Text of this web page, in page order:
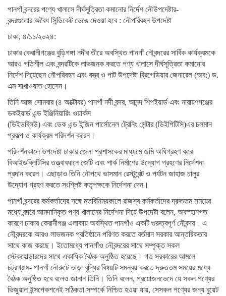
পানগাঁ বন্দরের পণ্যে খালাসে দীর্ঘসূত্রিতা কমানোর নির্দেশ নৌউপদেষ্টার-
বন্দরগুলোর অবৈধ সিন্ডিকেট ভেঙে দেওয়া হবে : নৌপরিবহন উপদেষ্টা
ঢাকা, ৪/১১/২০২৪:
ঢাকার কেরানীগঞ্জের বুড়িগঙ্গা নদীর তীরে অবস্থিত পানগাঁ নৌবন্দরের সার্বিক কার্যক্রমকে
আরও গতিশীল এবং বন্দরটিকে লাভজনক করতে পণ্য খালাসে দীর্ঘসূত্রিতা কমানোর
নির্দেশ দিয়েছেন নৌপরিবহন এবং বস্ত্র ও পাট উপদেষ্টা ব্রিগেডিয়ার জেনারেল (অব:) ড.
এম সাখাওয়াত হোসেন।
তিনি আজ সোমবার (৪ অক্টোবর) পানগাঁ নদী বন্দর, আনন্দ শিপইয়ার্ড এবং নারায়ণগঞ্জের
ডকইয়ার্ড এন্ড ইঞ্জিনিয়ারিং ওয়ার্কস
(ডিইডব্লিউ) এবং ডেক এন্ড ইন্জিন পার্সোনেল ট্রেনিং সেন্টার (ডিইপিটিসি)এর চলমান
প্রকল্প ও কার্যক্রম পরিদর্শন করেন।
পরিদর্শনকালে উপদেষ্টা ঢাকার জেলা প্রশাসকের মাধ্যমে জমি অধিগ্রহণ করে
বিআইডব্লিটিসির তত্ত্বাবধানে জেটি এবং পার্ক নির্মাণের উদ্যোগ গ্রহণের নির্দেশনা
প্রদান করেন। এছাড়াও তিনি নৌপথে ভাসমান রেস্টুরেন্ট ও পর্যটন জাহাজ চালুর
উদ্যোগ গ্রহণ করতে সংশ্লিষ্ট কতৃপক্ষকে নির্দেশনা দেন।
পানগাঁ বন্দরের কর্মকর্তাদের সঙ্গে মতবিনিময়কালে রাজস্ব কর্মকর্তাদের দ্রুততম সময়ের
মধ্যে বন্দরে আমদানিকৃত পণ্য খালাসের নির্দেশনা দিয়ে উপদেষ্টা বলেন, অবস্হানগত
কারণে ঢাকার কেরানীগঞ্জ এলাকায় অবস্থিত পানগাঁও একটি গুরুত্বপূর্ণ নৌবন্দর। এ
নৌবন্দরকে আরও লাভজনক প্রতিষ্ঠানে পরিণত করতে বর্তমান সরকার আন্তরিকতার
সাথে কাজ করছে। ইতোমধ্যে পানগাঁও নৌবন্দরের সাথে সম্পৃক্ত সকল
স্টেকহোল্ডারদের সাথে একাধিক বৈঠক অনুষ্ঠিত হয়েছে। গত সরকারের আমলে
চট্রগ্রাম- পানগাঁ নৌরুটে ভাড়া বৃদ্ধির বিষয়টি সমন্বয় করতে দ্রুততম সময়ের মধ্যে
বৈঠক অনুষ্ঠিত হবে বলেও জানান তিনি। তিনি বলেন, প্রয়োজনভেদে যে সকল পণ্যের
ভিজুয়াল ইন্সপেকশনেই সঠিকতা সম্পর্কে নিশ্চিত হওয়া যায়, সেসকল পণ্যের জন্য বুয়েট